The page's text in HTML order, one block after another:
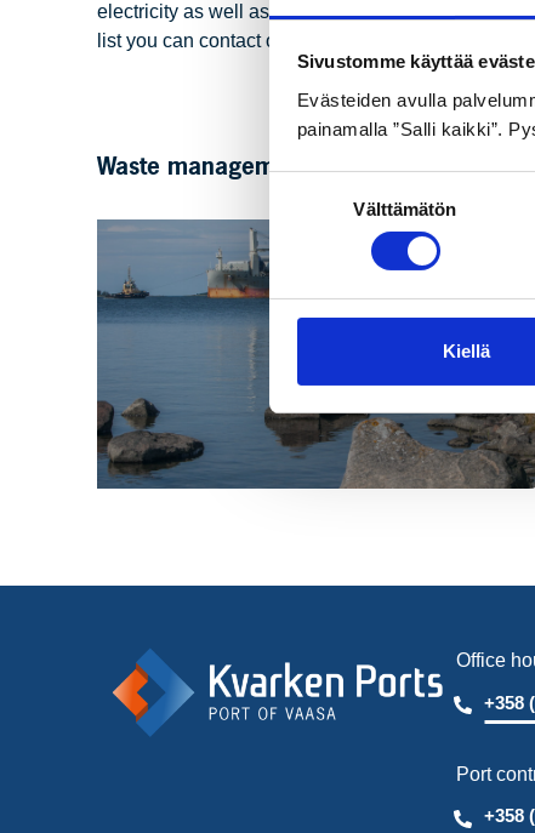
Sivustomme käyttää
Evästeiden avulla
painamalla ”Salli kaikki”.
Välttämätön
Kiellä
electricity as well as unmooring and mooring
list you can contact our staff in Vaasa. Contact
Waste management
Office
+358
Port
+358